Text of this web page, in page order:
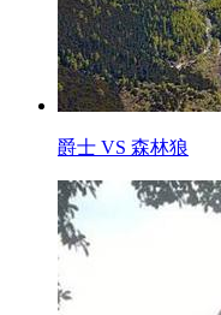
爵士 VS 森林狼